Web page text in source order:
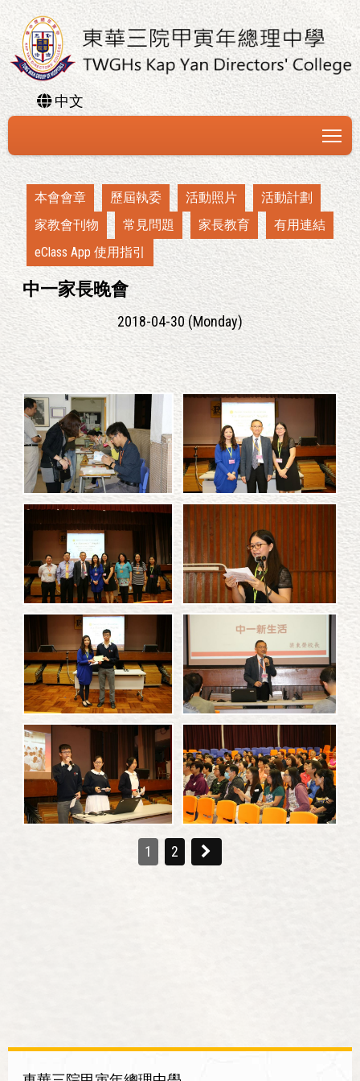
中文
本會會章 歷屆執委 活動照片
活動計劃
家教會刊物
常見問題 家長教育
有用連結
eClass App 使用指引
中一家長晚會
2018-04-30 (Monday)
1 2